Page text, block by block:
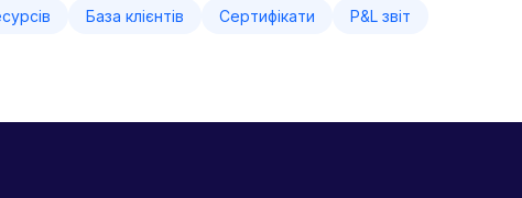
База клієнтів Сертифікати P&L звіт